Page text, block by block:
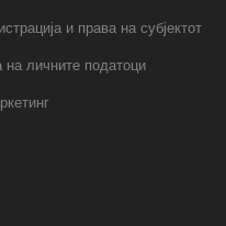
и права на субјектот
личните податоци